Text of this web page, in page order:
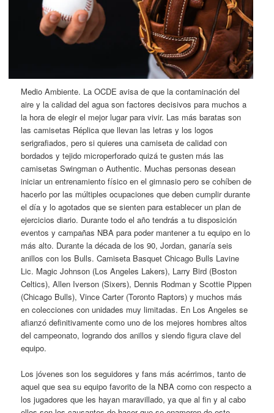
Medio Ambiente. La OCDE avisa de que la contaminación del
aire y la calidad del agua son factores decisivos para muchos a
la hora de elegir el mejor lugar para vivir. Las más baratas son
las camisetas Réplica que llevan las letras y los logos
serigrafiados, pero si quieres una camiseta de calidad con
bordados y tejido microperforado quizá te gusten más las
camisetas Swingman o Authentic. Muchas personas desean
iniciar un entrenamiento físico en el gimnasio pero se cohíben de
hacerlo por las múltiples ocupaciones que deben cumplir durante
el día y lo agotados que se sienten para establecer un plan de
ejercicios diario. Durante todo el año tendrás a tu disposición
eventos y campañas NBA para poder mantener a tu equipo en lo
más alto. Durante la década de los 90, Jordan, ganaría seis
anillos con los Bulls. Camiseta Basquet Chicago Bulls Lavine
Lic. Magic Johnson (Los Angeles Lakers), Larry Bird (Boston
Celtics), Allen Iverson (Sixers), Dennis Rodman y Scottie Pippen
(Chicago Bulls), Vince Carter (Toronto Raptors) y muchos más
en colecciones con unidades muy limitadas. En Los Angeles se
afianzó definitivamente como uno de los mejores hombres altos
del campeonato, logrando dos anillos y siendo figura clave del
equipo.
Los jóvenes son los seguidores y fans más acérrimos, tanto de
aquel que sea su equipo favorito de la NBA como con respecto a
los jugadores que les hayan maravillado, ya que al fin y al cabo